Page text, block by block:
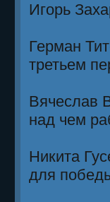
Игорь
Герман
третьем
Вячеслав
над чем
Никита
для